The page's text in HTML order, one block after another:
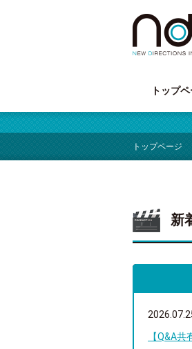
トップ
トップページ
新
【Q&A